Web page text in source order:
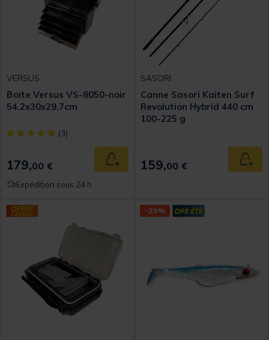
VERSUS
Boite Versus VS-8050-noir
54.2x30x29.7cm
[object Object] out of 5 Customer Rating
(3)
179,00 € Ajouter au panier
Expédition sous 24 h
SASORI
Canne Sasori Kaiten Surf
Revolution Hybrid 440 cm
100-225 g
159,00 €
-20%